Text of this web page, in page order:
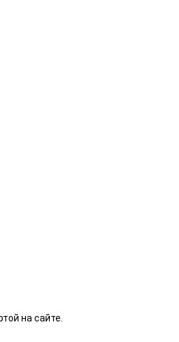
на сайте.